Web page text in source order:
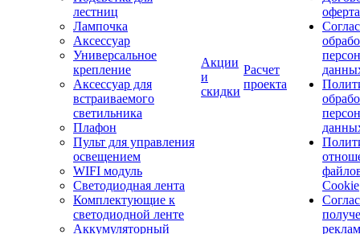
лестниц
Лампочка
Аксессуар
Универсальное
крепление
Аксессуар для
встраиваемого
светильника
Плафон
Пульт для управления
освещением
WIFI модуль
Светодиодная лента
Комплектующие к
светодиодной ленте
Аккумуляторный
Акции
и
скидки
Расчет
проекта
оферта
Cookie